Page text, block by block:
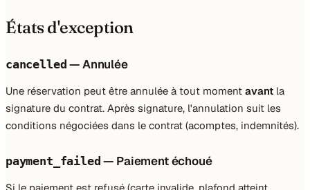
États d'exception
cancelled — Annulée
Une réservation peut être annulée à tout moment avant la
signature du contrat. Après signature, l'annulation suit les
conditions négociées dans le contrat (acomptes, indemnités).
payment_failed — Paiement échoué
Si le paiement est refusé (carte invalide, plafond atteint,